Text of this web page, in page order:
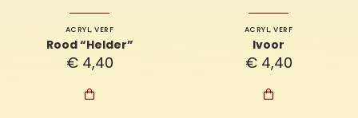
ACRYL,VERF
Rood “Helder”
€4,40

ACRYL,VERF
Ivoor
€4,40
